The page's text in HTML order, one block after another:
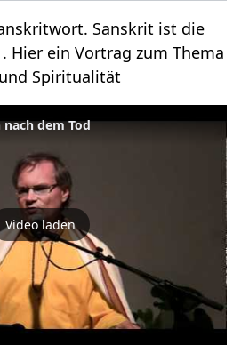
Sanskrit ist die
. Hier ein Vortrag zum Thema
und Spiritualität
dem Tod
Video laden